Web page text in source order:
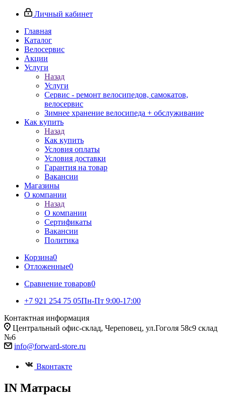
Личный кабинет
Главная
Каталог
Велосервис
Акции
Услуги
Назад
Услуги
Сервис - ремонт велосипедов, самокатов,
велосервис
Зимнее хранение велосипеда + обслуживание
Как купить
Назад
Как купить
Условия оплаты
Условия доставки
Гарантия на товар
Вакансии
Магазины
О компании
Назад
О компании
Сертификаты
Вакансии
Политика
Корзина0
Отложенные0
Сравнение товаров0
+7 921 254 75 05Пн-Пт 9:00-17:00
Контактная информация
Центральный офис-склад, Череповец, ул.Гоголя 58с9 склад
№6
info@forward-store.ru
Вконтакте
IN Матрасы